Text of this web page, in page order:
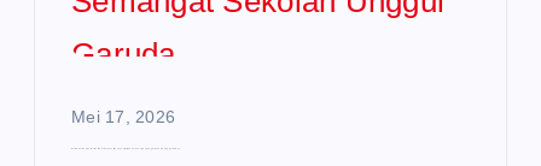
Mei 17, 2026